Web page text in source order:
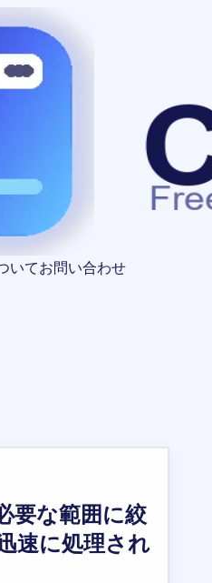
いてお問い合わせ
要な範囲に絞
速に処理され